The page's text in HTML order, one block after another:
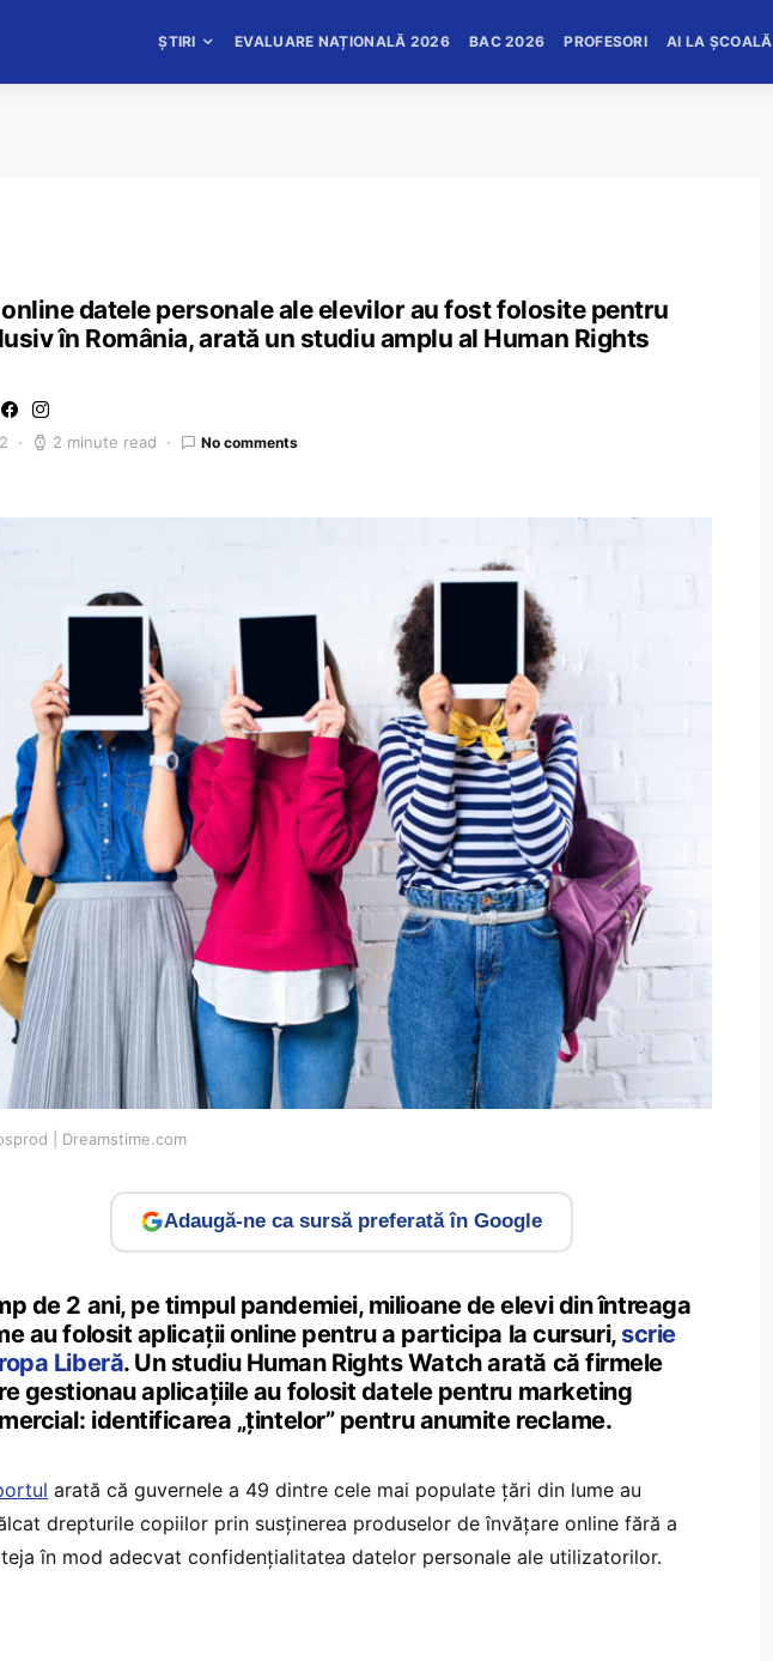
ȘTIRI EVALUARE NAȚIONALĂ 2026 BAC 2026 PROFESORI AI LA ȘCOALĂ
datele personale ale elevilor au fost folosite pentru
în România, arată un studiu amplu al Human Rights
2 minute read No comments
| Dreamstime.com
Adaugă-ne ca sursă preferată în Google
de 2 ani, pe timpul pandemiei, milioane de elevi din întreaga
au folosit aplicații online pentru a participa la cursuri,scrie
Liberă. Un studiu Human Rights Watch arată că firmele
gestionau aplicațiile au folosit datele pentru marketing
identificarea „țintelor” pentru anumite reclame.
arată că guvernele a 49 dintre cele mai populate țări din lume au
drepturile copiilor prin susținerea produselor de învățare online fără a
în mod adecvat confidențialitatea datelor personale ale utilizatorilor.